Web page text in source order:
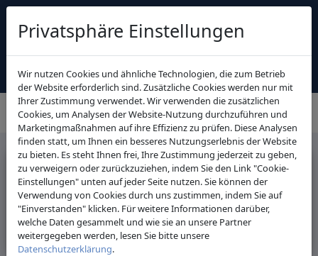
Kostenfreie Erstberatung
Privatsphäre Einstellungen
Wir nutzen Cookies und ähnliche Technologien, die zum Betrieb
der Website erforderlich sind. Zusätzliche Cookies werden nur mit
Ihrer Zustimmung verwendet. Wir verwenden die zusätzlichen
Cookies, um Analysen der Website-Nutzung durchzuführen und
Marketingmaßnahmen auf ihre Effizienz zu prüfen. Diese Analysen
finden statt, um Ihnen ein besseres Nutzungserlebnis der Website
zu bieten. Es steht Ihnen frei, Ihre Zustimmung jederzeit zu geben,
zu verweigern oder zurückzuziehen, indem Sie den Link "Cookie-
Einstellungen" unten auf jeder Seite nutzen. Sie können der
Verwendung von Cookies durch uns zustimmen, indem Sie auf
"Einverstanden" klicken. Für weitere Informationen darüber,
welche Daten gesammelt und wie sie an unsere Partner
weitergegeben werden, lesen Sie bitte unsere
Datenschutzerklärung.